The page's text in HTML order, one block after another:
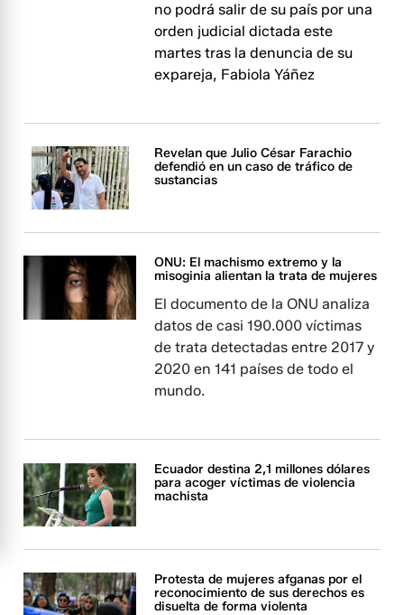
no podrá salir de su país por una
orden judicial dictada este
martes tras la denuncia de su
expareja, Fabiola Yáñez
Revelan que Julio César Farachio
defendió en un caso de tráfico de
sustancias
ONU: El machismo extremo y la
misoginia alientan la trata de mujeres
El documento de la ONU analiza
datos de casi 190.000 víctimas
de trata detectadas entre 2017 y
2020 en 141 países de todo el
mundo.
Ecuador destina 2,1 millones dólares
para acoger víctimas de violencia
machista
Protesta de mujeres afganas por el
reconocimiento de sus derechos es
disuelta de forma violenta